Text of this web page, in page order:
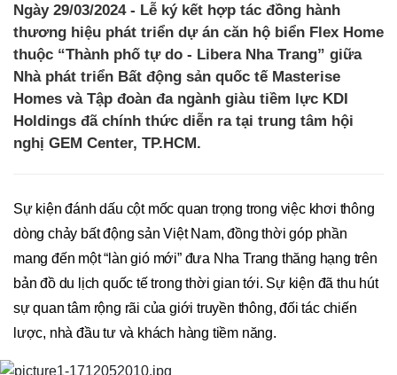
Ngày 29/03/2024 - Lễ ký kết hợp tác đồng hành
thương hiệu phát triển dự án căn hộ biển Flex Home
thuộc “Thành phố tự do - Libera Nha Trang” giữa
Nhà phát triển Bất động sản quốc tế Masterise
Homes và Tập đoàn đa ngành giàu tiềm lực KDI
Holdings đã chính thức diễn ra tại trung tâm hội
nghị GEM Center, TP.HCM.
Sự kiện đánh dấu cột mốc quan trọng trong việc khơi thông
dòng chảy bất động sản Việt Nam, đồng thời góp phần
mang đến một “làn gió mới” đưa Nha Trang thăng hạng trên
bản đồ du lịch quốc tế trong thời gian tới. Sự kiện đã thu hút
sự quan tâm rộng rãi của giới truyền thông, đối tác chiến
lược, nhà đầu tư và khách hàng tiềm năng.